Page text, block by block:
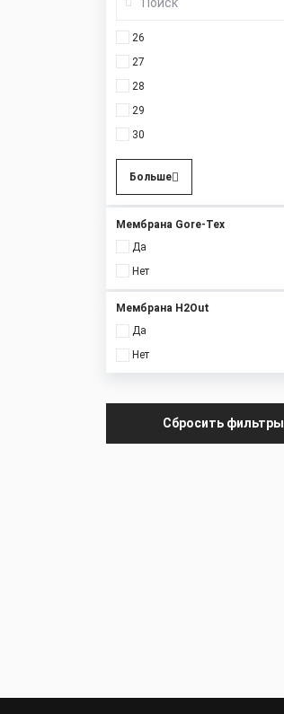
26
27
28
29
30
Больше
Мембрана Gore-Tex
Да
Нет
Мембрана H2Out
Да
Нет
Сбросить фильтры